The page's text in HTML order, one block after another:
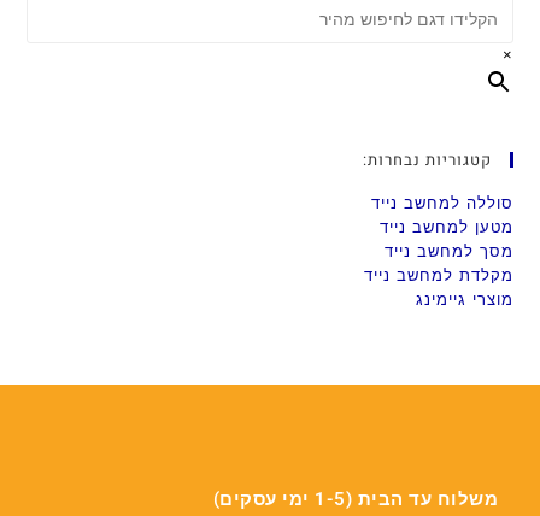
×
קטגוריות נבחרות:
סוללה למחשב נייד
מטען למחשב נייד
מסך למחשב נייד
מקלדת למחשב נייד
מוצרי גיימינג
משלוח עד הבית (1-5 ימי עסקים)